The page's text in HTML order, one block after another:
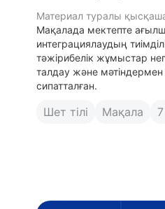
Материал туралы қысқаша
Мақалада мектепте
интеграциялаудың
тәжірибелік жұмыстар
талдау және мәтіндермен
сипатталған.
Шет тілі Мақала